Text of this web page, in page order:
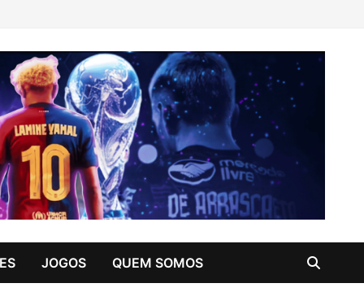
JOGOS QUEM SOMOS